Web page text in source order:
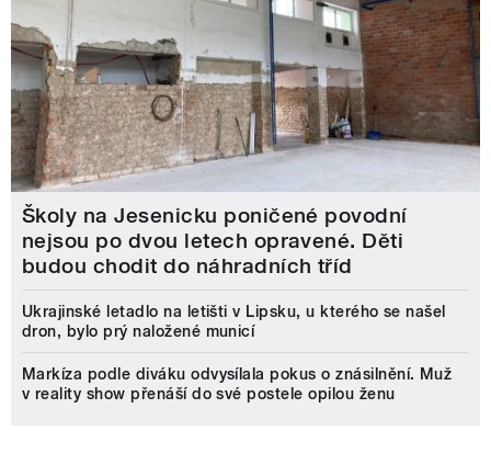
Školy na Jesenicku poničené povodní
nejsou po dvou letech opravené. Děti
budou chodit do náhradních tříd
Ukrajinské letadlo na letišti v Lipsku, u kterého se našel
dron, bylo prý naložené municí
Markíza podle diváku odvysílala pokus o znásilnění. Muž
v reality show přenáší do své postele opilou ženu